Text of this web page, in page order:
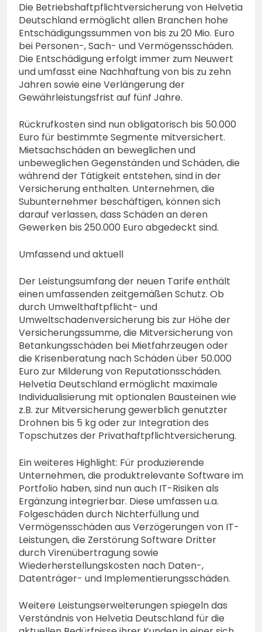
Die Betriebshaftpflichtversicherung von Helvetia
Deutschland ermöglicht allen Branchen hohe
Entschädigungssummen von bis zu 20 Mio. Euro
bei Personen-, Sach- und Vermögensschäden.
Die Entschädigung erfolgt immer zum Neuwert
und umfasst eine Nachhaftung von bis zu zehn
Jahren sowie eine Verlängerung der
Gewährleistungsfrist auf fünf Jahre.
Rückrufkosten sind nun obligatorisch bis 50.000
Euro für bestimmte Segmente mitversichert.
Mietsachschäden an beweglichen und
unbeweglichen Gegenständen und Schäden, die
während der Tätigkeit entstehen, sind in der
Versicherung enthalten. Unternehmen, die
Subunternehmer beschäftigen, können sich
darauf verlassen, dass Schäden an deren
Gewerken bis 250.000 Euro abgedeckt sind.
Umfassend und aktuell
Der Leistungsumfang der neuen Tarife enthält
einen umfassenden zeitgemäßen Schutz. Ob
durch Umwelthaftpflicht- und
Umweltschadenversicherung bis zur Höhe der
Versicherungssumme, die Mitversicherung von
Betankungsschäden bei Mietfahrzeugen oder
die Krisenberatung nach Schäden über 50.000
Euro zur Milderung von Reputationsschäden.
Helvetia Deutschland ermöglicht maximale
Individualisierung mit optionalen Bausteinen wie
z.B. zur Mitversicherung gewerblich genutzter
Drohnen bis 5 kg oder zur Integration des
Topschutzes der Privathaftpflichtversicherung.
Ein weiteres Highlight: Für produzierende
Unternehmen, die produktrelevante Software im
Portfolio haben, sind nun auch IT-Risiken als
Ergänzung integrierbar. Diese umfassen u.a.
Folgeschäden durch Nichterfüllung und
Vermögensschäden aus Verzögerungen von IT-
Leistungen, die Zerstörung Software Dritter
durch Virenübertragung sowie
Wiederherstellungskosten nach Daten-,
Datenträger- und Implementierungsschäden.
Weitere Leistungserweiterungen spiegeln das
Verständnis von Helvetia Deutschland für die